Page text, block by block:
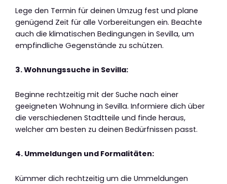
Lege den Termin für deinen Umzug fest und plane
genügend Zeit für alle Vorbereitungen ein. Beachte
auch die klimatischen Bedingungen in Sevilla, um
empfindliche Gegenstände zu schützen.
3. Wohnungssuche in Sevilla:
Beginne rechtzeitig mit der Suche nach einer
geeigneten Wohnung in Sevilla. Informiere dich über
die verschiedenen Stadtteile und finde heraus,
welcher am besten zu deinen Bedürfnissen passt.
4. Ummeldungen und Formalitäten:
Kümmer dich rechtzeitig um die Ummeldungen